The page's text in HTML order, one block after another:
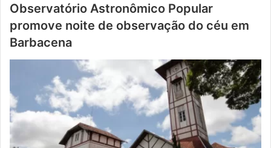
Observatório Astronômico Popular
promove noite de observação do céu em
Barbacena